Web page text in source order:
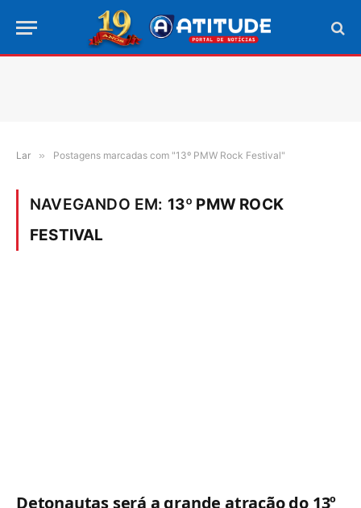
Lar » Postagens marcadas com "13º PMW Rock Festival"
NAVEGANDO EM: 13º PMW ROCK
FESTIVAL
Detonautas será a grande atração do 13º